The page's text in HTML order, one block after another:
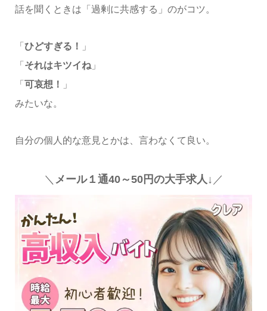
話を聞くときは「過剰に共感する」のがコツ。
「 ひどすぎる！
」
「 それはキツイね」
「 可哀想！
」
みたいな。
自分の個人的な意見とかは、言わなくて良い。
＼ メール１通40～50円の大手求人↓ ／